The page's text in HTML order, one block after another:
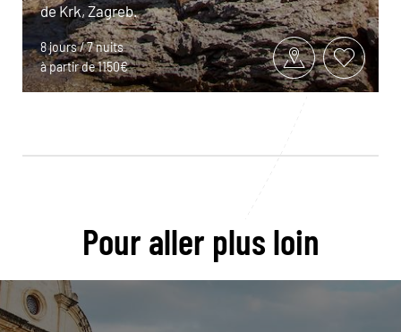
de Krk, Zagreb.
8 jours / 7 nuits
à partir de 1150€
Pour aller plus loin